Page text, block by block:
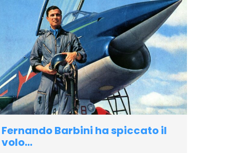
Fernando Barbini ha spiccato il
volo…